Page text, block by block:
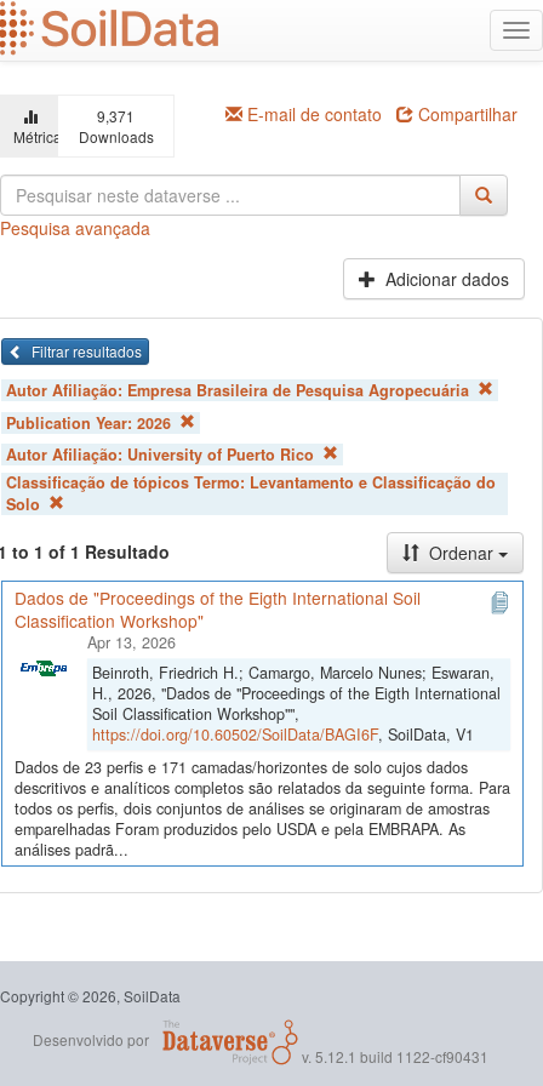
Ir
para
o
principal
Métricas
9,371
Downloads
E-mail de contato Compartilhar
Pesquisa avançada
Adicionar dados
Filtrar resultados
Autor Afiliação: Empresa Brasileira de Pesquisa Agropecuária
Publication Year: 2026
Autor Afiliação: University of Puerto Rico
Classificação de tópicos Termo: Levantamento e Classificação do
Solo
to 1 of 1 Resultado
Ordenar
Dados de "Proceedings of the Eigth International Soil
Classification Workshop"
Apr 13, 2026
Beinroth, Friedrich H.; Camargo, Marcelo Nunes; Eswaran,
H., 2026, "Dados de "Proceedings of the Eigth International
Soil Classification Workshop"",
https://doi.org/10.60502/SoilData/BAGI6F, SoilData, V1
Dados de 23 perfis e 171 camadas/horizontes de solo cujos dados
descritivos e analíticos completos são relatados da seguinte forma. Para
todos os perfis, dois conjuntos de análises se originaram de amostras
emparelhadas Foram produzidos pelo USDA e pela EMBRAPA. As
análises padrã...
Copyright © 2026, SoilData
Desenvolvido por
v. 5.12.1 build 1122-cf90431